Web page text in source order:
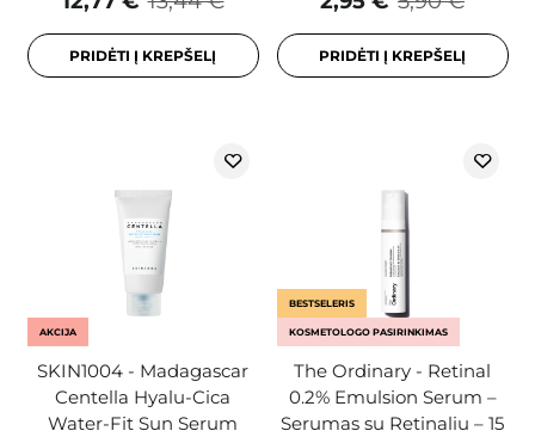
PRIDĖTI Į KREPŠELĮ PRIDĖTI Į KREPŠELĮ
AKCIJA
SKIN1004 - Madagascar
Centella Hyalu-Cica
Water-Fit Sun Serum
BESTSELERIS
KOSMETOLOGO PASIRINKIMAS
The Ordinary - Retinal
0.2% Emulsion Serum –
Serumas su Retinaliu – 15